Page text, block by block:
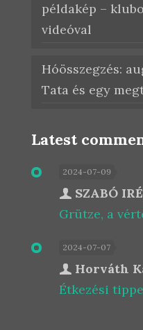
példakép –
videóval
Hóösszegzés:
Tata és egy
Latest
2024-07-09
SZABÓ
Grütze, a
2024-07-07
Horváth
Étkezési